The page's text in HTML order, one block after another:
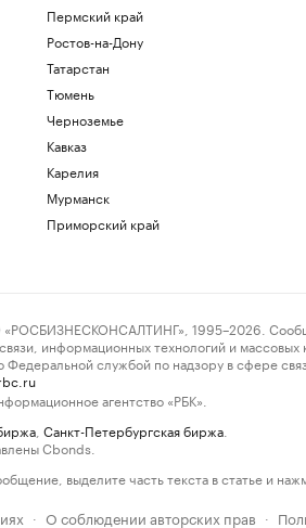
Пермский край
Ростов-на-Дону
Татарстан
Тюмень
Черноземье
Кавказ
Карелия
Мурманск
Приморский край
1995–2026.
информационных технологий и
Федеральной службой по надзору в сфере
агентство «РБК».
Санкт-Петербургская биржа
Cbonds.
выделите часть текста в статье и
· О соблюдении авторских прав ·